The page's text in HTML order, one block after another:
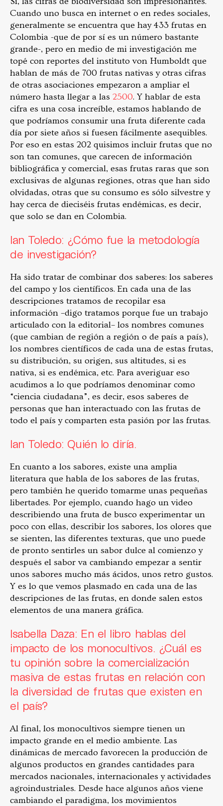
Cuando uno busca en internet o en redes sociales,
generalmente se encuentra que hay 433 frutas en
Colombia -que de por sí es un número bastante
grande-, pero en medio de mi investigación me
topé con reportes del instituto von Humboldt que
hablan de más de 700 frutas nativas y otras cifras
de otras asociaciones empezaron a ampliar el
número hasta llegar a las 2500. Y hablar de esta
cifra es una cosa increíble, estamos hablando de
que podríamos consumir una fruta diferente cada
día por siete años si fuesen fácilmente asequibles.
Por eso en estas 202 quisimos incluir frutas que no
son tan comunes, que carecen de información
bibliográfica y comercial, esas frutas raras que son
exclusivas de algunas regiones, otras que han sido
olvidadas, otras que su consumo es sólo silvestre y
hay cerca de dieciséis frutas endémicas, es decir,
que solo se dan en Colombia.
Ian Toledo: ¿Cómo fue la metodología
de investigación?
Ha sido tratar de combinar dos saberes: los saberes
del campo y los científicos. En cada una de las
descripciones tratamos de recopilar esa
información –digo tratamos porque fue un trabajo
articulado con la editorial– los nombres comunes
(que cambian de región a región o de país a país),
los nombres científicos de cada una de estas frutas,
su distribución, su origen, sus altitudes, si es
nativa, si es endémica, etc. Para averiguar eso
acudimos a lo que podríamos denominar como
“ciencia ciudadana”, es decir, esos saberes de
personas que han interactuado con las frutas de
todo el país y comparten esta pasión por las frutas.
Ian Toledo: Quién lo diría.
En cuanto a los sabores, existe una amplia
literatura que habla de los sabores de las frutas,
pero también he querido tomarme unas pequeñas
libertades. Por ejemplo, cuando hago un video
describiendo una fruta de busco experimentar un
poco con ellas, describir los sabores, los olores que
se sienten, las diferentes texturas, que uno puede
de pronto sentirles un sabor dulce al comienzo y
después el sabor va cambiando empezar a sentir
unos sabores mucho más ácidos, unos retro gustos.
Y es lo que vemos plasmado en cada una de las
descripciones de las frutas, en donde salen estos
elementos de una manera gráfica.
Isabella Daza: En el libro hablas del
impacto de los monocultivos. ¿Cuál es
tu opinión sobre la comercialización
masiva de estas frutas en relación con
la diversidad de frutas que existen en
el país?
Al final, los monocultivos siempre tienen un
impacto grande en el medio ambiente. Las
dinámicas de mercado favorecen la producción de
algunos productos en grandes cantidades para
mercados nacionales, internacionales y actividades
agroindustriales. Desde hace algunos años viene
cambiando el paradigma, los movimientos